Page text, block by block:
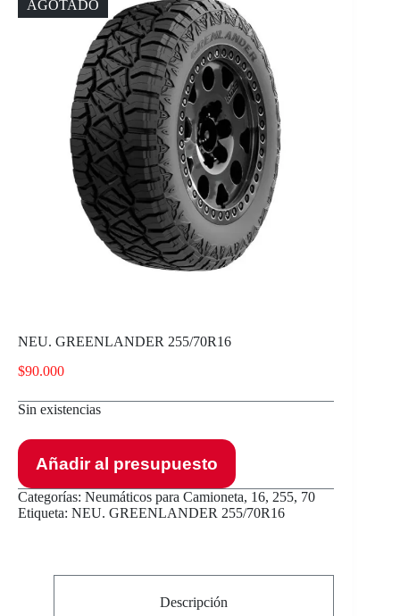
AGOTADO
NEU. GREENLANDER 255/70R16
$90.000
Sin existencias
Añadir al presupuesto
Categorías: Neumáticos para Camioneta, 16, 255, 70
Etiqueta: NEU. GREENLANDER 255/70R16
Descripción